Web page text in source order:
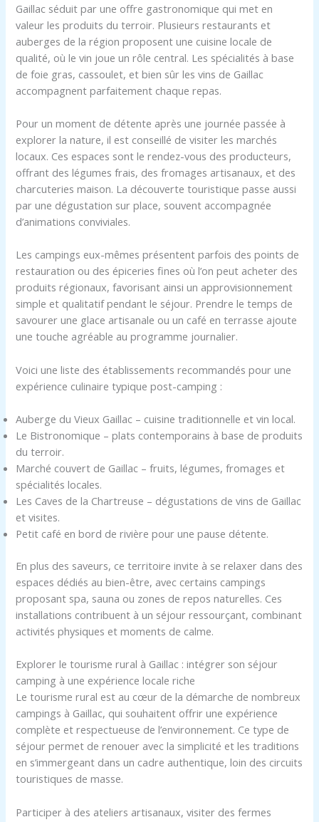
Gaillac séduit par une offre gastronomique qui met en
valeur les produits du terroir. Plusieurs restaurants et
auberges de la région proposent une cuisine locale de
qualité, où le vin joue un rôle central. Les spécialités à base
de foie gras, cassoulet, et bien sûr les vins de Gaillac
accompagnent parfaitement chaque repas.
Pour un moment de détente après une journée passée à
explorer la nature, il est conseillé de visiter les marchés
locaux. Ces espaces sont le rendez-vous des producteurs,
offrant des légumes frais, des fromages artisanaux, et des
charcuteries maison. La découverte touristique passe aussi
par une dégustation sur place, souvent accompagnée
d’animations conviviales.
Les campings eux-mêmes présentent parfois des points de
restauration ou des épiceries fines où l’on peut acheter des
produits régionaux, favorisant ainsi un approvisionnement
simple et qualitatif pendant le séjour. Prendre le temps de
savourer une glace artisanale ou un café en terrasse ajoute
une touche agréable au programme journalier.
Voici une liste des établissements recommandés pour une
expérience culinaire typique post-camping :
Auberge du Vieux Gaillac – cuisine traditionnelle et vin local.
Le Bistronomique – plats contemporains à base de produits
du terroir.
Marché couvert de Gaillac – fruits, légumes, fromages et
spécialités locales.
Les Caves de la Chartreuse – dégustations de vins de Gaillac
et visites.
Petit café en bord de rivière pour une pause détente.
En plus des saveurs, ce territoire invite à se relaxer dans des
espaces dédiés au bien-être, avec certains campings
proposant spa, sauna ou zones de repos naturelles. Ces
installations contribuent à un séjour ressourçant, combinant
activités physiques et moments de calme.
Explorer le tourisme rural à Gaillac : intégrer son séjour
camping à une expérience locale riche
Le tourisme rural est au cœur de la démarche de nombreux
campings à Gaillac, qui souhaitent offrir une expérience
complète et respectueuse de l’environnement. Ce type de
séjour permet de renouer avec la simplicité et les traditions
en s’immergeant dans un cadre authentique, loin des circuits
touristiques de masse.
Participer à des ateliers artisanaux, visiter des fermes